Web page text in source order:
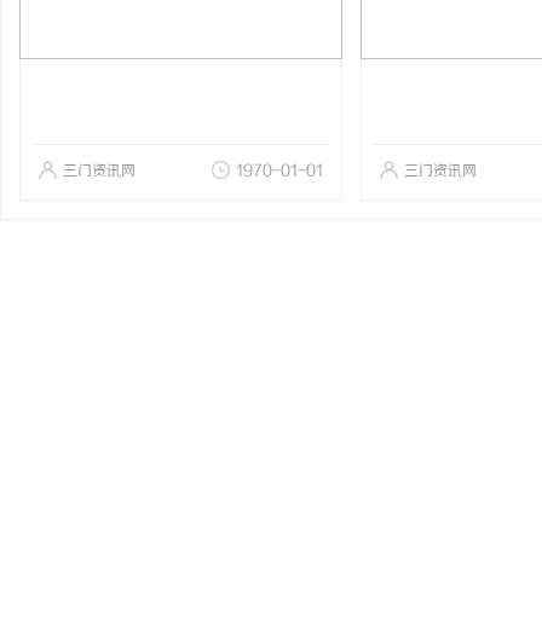
三门资讯网 1970-01-01 三门资讯网